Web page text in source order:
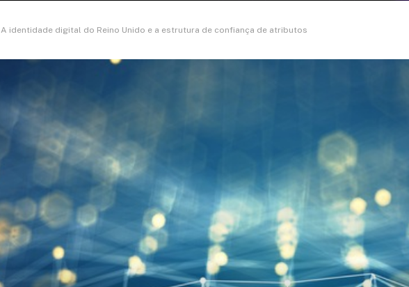
A identidade digital do Reino Unido e a estrutura de confiança de atributos